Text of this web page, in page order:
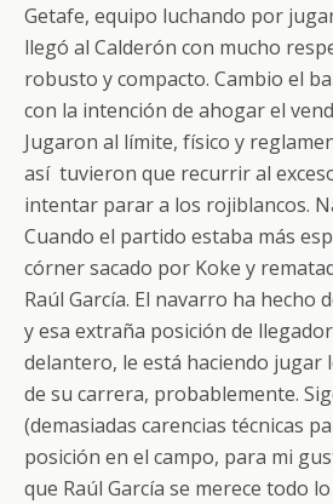
Getafe, equipo luchando por
llegó al Calderón con mucho
robusto y compacto. Cambio el
con la intención de ahogar el
Jugaron al límite, físico y
así tuvieron que recurrir al
intentar parar a los rojiblancos.
Cuando el partido estaba más
córner sacado por Koke y
Raúl García. El navarro ha hecho
y esa extraña posición de
delantero, le está haciendo jugar
de su carrera, probablemente.
(demasiadas carencias técnicas
posición en el campo, para mi
que Raúl García se merece todo